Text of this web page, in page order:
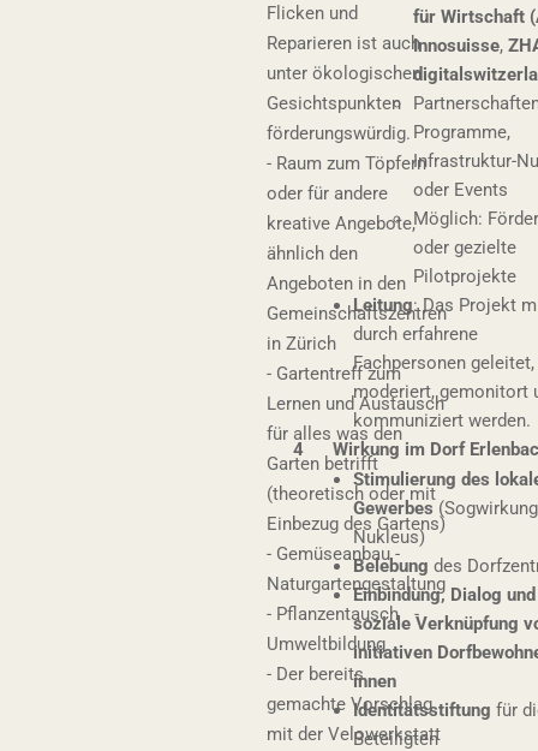
für Wirtschaft
Innosuisse,
Programme,
Infrastruktur-
oder Events
Möglich:
oder gezielte
Pilotprojekte
Leitung: Das Projekt
durch erfahrene
Fachpersonen geleitet,
moderiert, gemonitort
kommuniziert werden.
4 Wirkung im Dorf
Stimulierung des
Gewerbes
Nukleus)
Belebung des
Einbindung, Dialog und
soziale Verknüpfung
initiativen
innen
Identitätsstiftung für
Beteiligten
Flicken und
Reparieren ist auch
unter ökologischen
Gesichtspunkten
förderungswürdig.
- Raum zum Töpfern
oder für andere
kreative Angebote,
ähnlich den
Angeboten in den
Gemeinschaftszentren
in Zürich
- Gartentreff zum
Lernen und Austausch
für alles was den
Garten betrifft
(theoretisch oder mit
Einbezug des Gartens)
- Gemüseanbau -
Naturgartengestaltung
- Pflanzentausch -
Umweltbildung
- Der bereits
gemachte Vorschlag
mit der Velowerkstatt